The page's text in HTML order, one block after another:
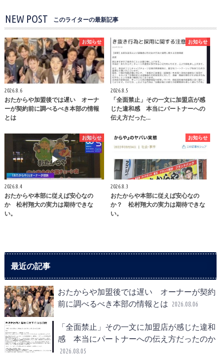
NEW POST このライターの最新記事
お知らせ
2026.8.6
おたからや加盟後では遅い オーナ
ーが契約前に調べるべき本部の情報
とは
お知らせ
2026.8.5
「全面禁止」その一文に加盟店が感
じた違和感 本当にパートナーへの
伝え方だった…
お知らせ
2026.8.4
おたからや本部に従えば安心なの
か 松村翔大の実力は期待できな
い。
お知らせ
2026.8.3
おたからや本部に従えば安心なの
か？ 松村翔大の実力は期待できな
い。
最近の記事
おたからや加盟後では遅い オーナーが契約
前に調べるべき本部の情報とは 2026.08.06
「全面禁止」その一文に加盟店が感じた違和
感 本当にパートナーへの伝え方だったのか
2026.08.05